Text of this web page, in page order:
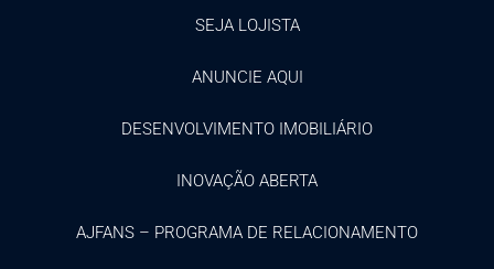
SEJA LOJISTA
ANUNCIE AQUI
DESENVOLVIMENTO IMOBILIÁRIO
INOVAÇÃO ABERTA
AJFANS – PROGRAMA DE RELACIONAMENTO